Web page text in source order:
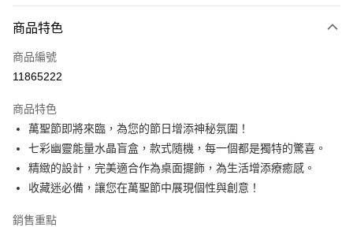
信用卡一次付款
超商取貨付款
Apple Pay
街口支付
全盈+PAY
ATM付款
商品特色
商品編號
11865222
商品特色
萬聖節即將來臨，為您的節日增添神秘氛圍！
七彩幽靈能量水晶盲盒，款式隨機，每一個都是獨特的驚喜。
精緻的設計，完美適合作為桌面擺飾，為生活增添療癒感。
收藏迷必備，讓您在萬聖節中展現個性與創意！
銷售重點